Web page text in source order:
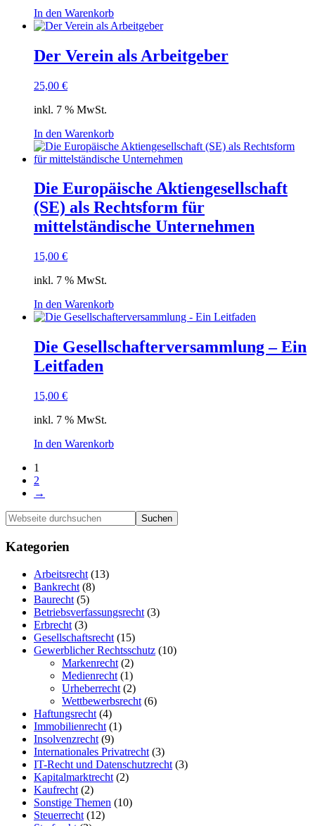
In den Warenkorb
Der Verein als Arbeitgeber
25,00 €
inkl. 7 % MwSt.
In den Warenkorb
Die Europäische Aktiengesellschaft
(SE) als Rechtsform für
mittelständische Unternehmen
15,00 €
inkl. 7 % MwSt.
In den Warenkorb
Die Gesellschafterversammlung – Ein
Leitfaden
15,00 €
inkl. 7 % MwSt.
In den Warenkorb
1
2
→
Haupt-
Sidebar
Webseite
durchsuchen
Kategorien
Arbeitsrecht (13)
Bankrecht (8)
Baurecht (5)
Betriebsverfassungsrecht (3)
Erbrecht (3)
Gesellschaftsrecht (15)
Gewerblicher Rechtsschutz (10)
Markenrecht (2)
Medienrecht (1)
Urheberrecht (2)
Wettbewerbsrecht (6)
Haftungsrecht (4)
Immobilienrecht (1)
Insolvenzrecht (9)
Internationales Privatrecht (3)
IT-Recht und Datenschutzrecht (3)
Kapitalmarktrecht (2)
Kaufrecht (2)
Sonstige Themen (10)
Steuerrecht (12)